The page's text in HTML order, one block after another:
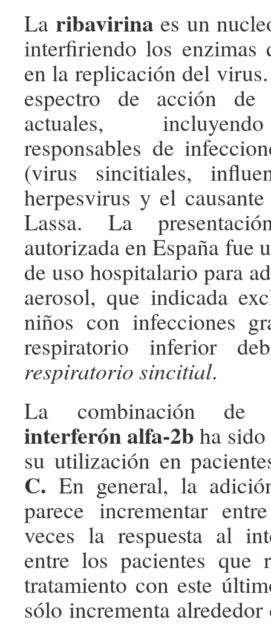
La ribavirina es un
interfiriendo los enzimas
en la replicación del
espectro de acción de
actuales,
responsables de
(virus sincitiales,
herpesvirus y el
Lassa. La
autorizada en España fue
de uso hospitalario para
aerosol, que indicada
niños con infecciones
respiratorio inferior
respiratorio sincitial.
La combinación
interferón alfa-2bha
su utilización en
C. En general, la
parece incrementar
veces la respuesta al
entre los pacientes que
tratamiento con este
sólo incrementa